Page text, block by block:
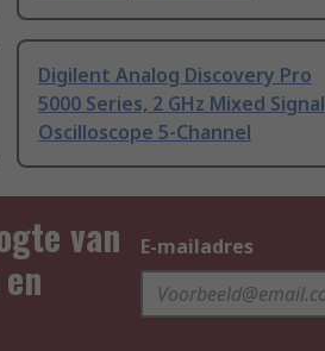
Digilent Analog Discovery Pro
5000 Series, 2 GHz Mixed Signal
Oscilloscope 5-Channel
van
E-mailadres